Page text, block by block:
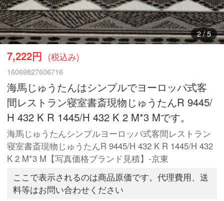
2/5
7,222円 (税込み)
16069827606716
海馬じゅうたんはシンプルでヨーロッパ式客
間レストラン寝室書斎現物じゅうたんR 9445/
H 432 K R 1445/H 432 K 2 M*3 Mです。
海馬じゅうたんシンプルヨーロッパ式客間レストラン
寝室書斎現物じゅうたんR 9445/H 432 K R 1445/H 432
K 2 M*3 M【写真価格ブランド見積】-京東
ここで表示されるのは商品原価です。代理費用、送
料等はお問い合わせください